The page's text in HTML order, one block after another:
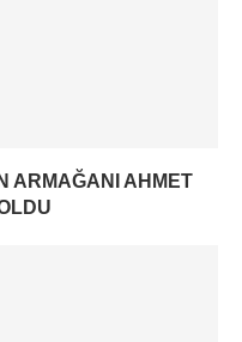
ARMAĞANI AHMET